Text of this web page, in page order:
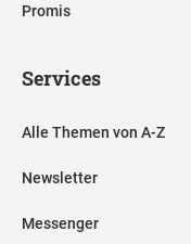
Promis
Services
Alle Themen von A-Z
Newsletter
Messenger